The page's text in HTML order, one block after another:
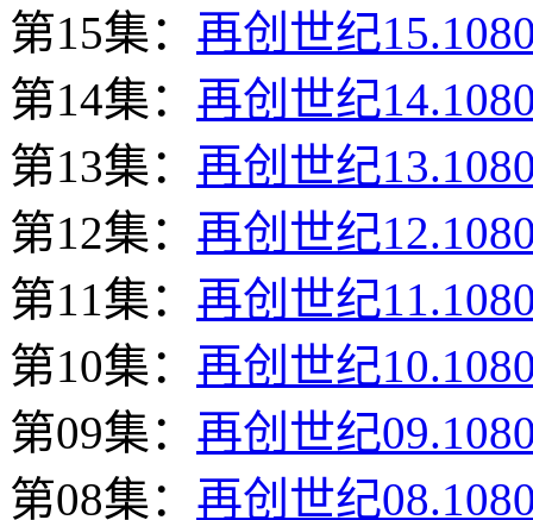
第15集： 再创世纪
第14集： 再创世纪
第13集： 再创世纪
第12集： 再创世纪
第11集： 再创世纪
第10集： 再创世纪
第09集： 再创世纪
第08集： 再创世纪